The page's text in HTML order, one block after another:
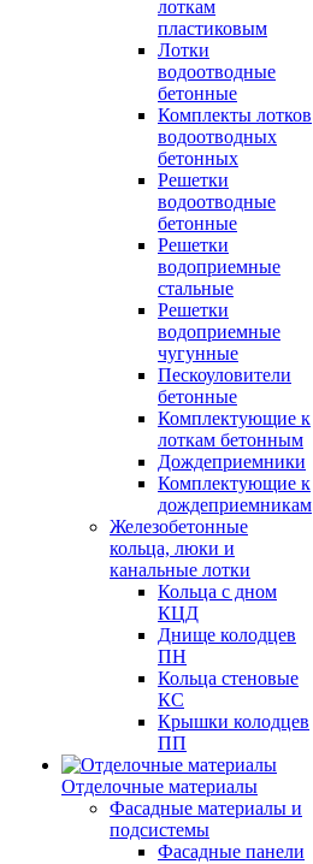
лоткам
пластиковым
Лотки
водоотводные
бетонные
Комплекты лотков
водоотводных
бетонных
Решетки
водоотводные
бетонные
Решетки
водоприемные
стальные
Решетки
водоприемные
чугунные
Пескоуловители
бетонные
Комплектующие к
лоткам бетонным
Дождеприемники
Комплектующие к
дождеприемникам
Железобетонные
кольца, люки и
канальные лотки
Кольца с дном
КЦД
Днище колодцев
ПН
Кольца стеновые
КС
Крышки колодцев
ПП
Отделочные материалы
Фасадные материалы и
подсистемы
Фасадные панели